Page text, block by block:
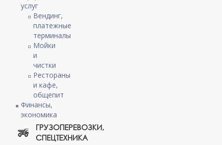
услуг
Вендинг,
платежные
терминалы
Мойки
и
чистки
Рестораны
и кафе,
общепит
Финансы,
экономика
ГРУЗОПЕРЕВОЗКИ,
СПЕЦТЕХНИКА